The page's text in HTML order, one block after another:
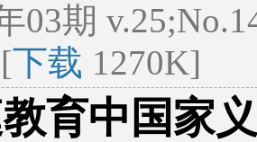
03期
[下载 1270K]
育中国家